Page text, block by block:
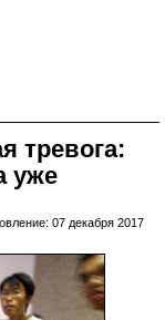
тревога:
уже
07 декабря 2017